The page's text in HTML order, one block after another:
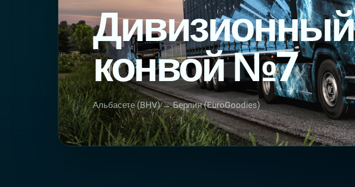
Дивизионный
конвой №7
Альбасете (BHV) → Берлин (EuroGoodies)